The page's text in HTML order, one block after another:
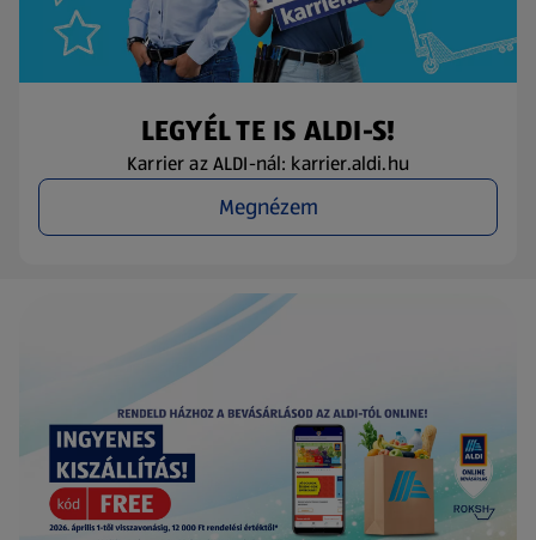
LEGYÉL TE IS ALDI-S!
Karrier az ALDI-nál: karrier.aldi.hu
Megnézem